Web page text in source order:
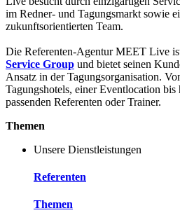
im Redner- und Tagungsmarkt sowie
zukunftsorientierten Team.
Die Referenten-Agentur MEET Live
Service Group und bietet seinen
Ansatz in der Tagungsorganisation.
Tagungshotels, einer Eventlocation
passenden Referenten oder Trainer.
Themen
Unsere Dienstleistungen
Referenten
Themen